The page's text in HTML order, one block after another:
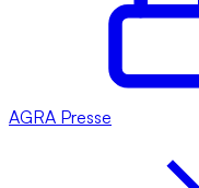
AGRA Presse